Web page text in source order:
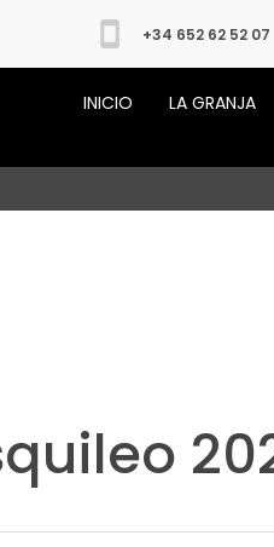
+34 652 62 52 07
INICIO LA GRANJA